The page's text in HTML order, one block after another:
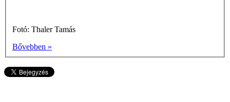
Fotó: Thaler Tamás
Bővebben »